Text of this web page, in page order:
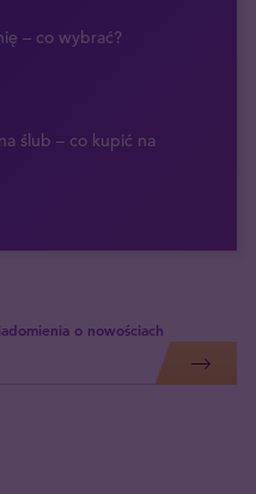
– co wybrać?
ślub – co kupić na
o nowościach